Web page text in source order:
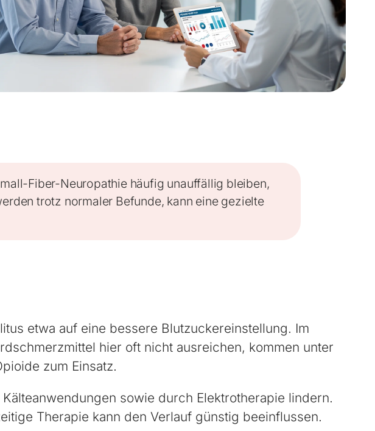
Fiber-Neuropathie häufig unauffällig bleiben,
trotz normaler Befunde, kann eine gezielte
etwa auf eine bessere Blutzuckereinstellung. Im
hier oft nicht ausreichen, kommen unter
zum Einsatz.
sowie durch Elektrotherapie lindern.
Therapie kann den Verlauf günstig beeinflussen.